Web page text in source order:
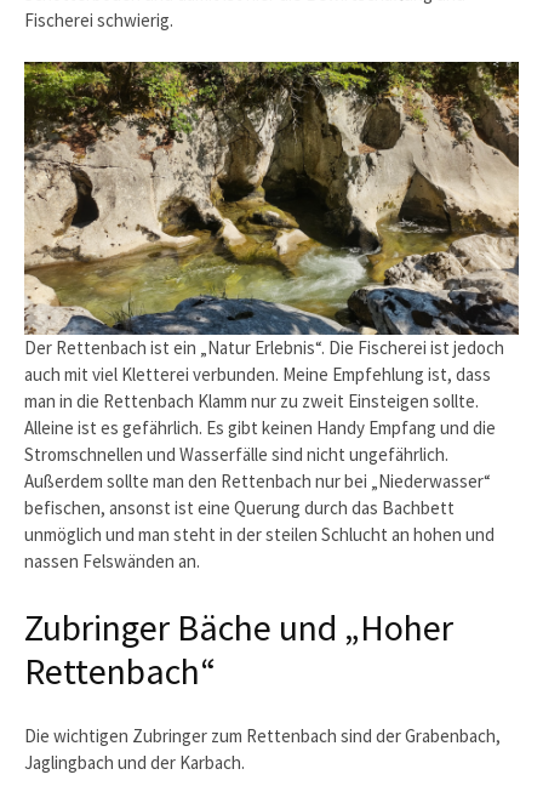
Fischerei schwierig.
Der Rettenbach ist ein „Natur Erlebnis“. Die Fischerei ist jedoch
auch mit viel Kletterei verbunden. Meine Empfehlung ist, dass
man in die Rettenbach Klamm nur zu zweit Einsteigen sollte.
Alleine ist es gefährlich. Es gibt keinen Handy Empfang und die
Stromschnellen und Wasserfälle sind nicht ungefährlich.
Außerdem sollte man den Rettenbach nur bei „Niederwasser“
befischen, ansonst ist eine Querung durch das Bachbett
unmöglich und man steht in der steilen Schlucht an hohen und
nassen Felswänden an.
Zubringer Bäche und „Hoher
Rettenbach“
Die wichtigen Zubringer zum Rettenbach sind der Grabenbach,
Jaglingbach und der Karbach.